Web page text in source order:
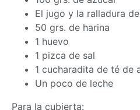
El jugo y la ralladura
50 grs. de harina
1 huevo
1 pizca de sal
1 cucharadita de té de
Un poco de leche
Para la cubierta: